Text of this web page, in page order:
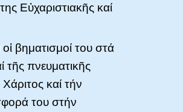
Εὐχαριστιακῆς καί
βηματισμοί του στά
πνευματικῆς
καί τήν
του στήν